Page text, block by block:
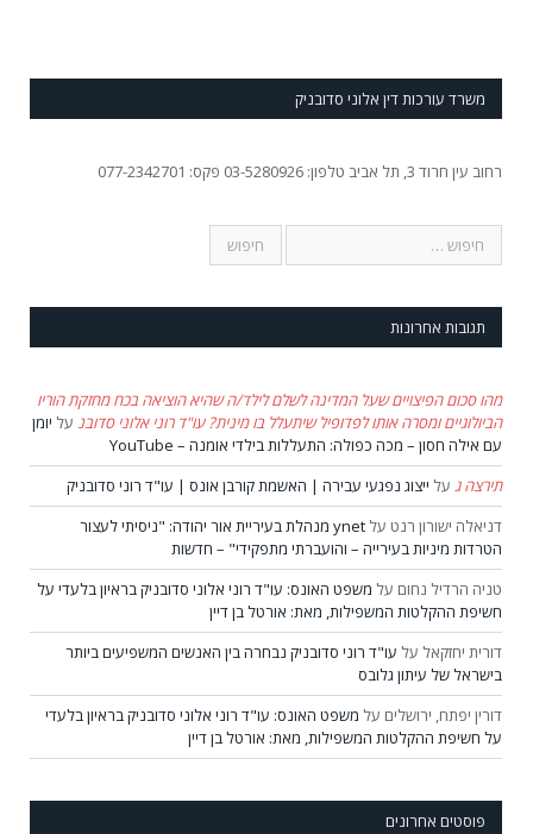
משרד עורכות דין אלוני סדובניק
רחוב עין חרוד 3, תל אביב טלפון: 03-5280926 פקס: 077-2342701
תגובות אחרונות
מהו סכום הפיצויים שעל המדינה לשלם לילד/ה שהיא הוציאה בכח מחזקת הוריו
הביולוגיים ומסרה אותו לפדופיל שיתעלל בו מינית? עו"ד רוני אלוני סדובנ על יומן
עם אילה חסון – מכה כפולה: התעללות בילדי אומנה – YouTube
תירצה ג על ייצוג נפגעי עבירה | האשמת קורבן אונס | עו"ד רוני סדובניק
דניאלה ישורון רנט על
ynet מנהלת בעיריית אור יהודה: "ניסיתי לעצור
הטרדות מיניות בעירייה – והועברתי מתפקידי" – חדשות
טניה הרדיל נחום על משפט האונס: עו"ד רוני אלוני סדובניק בראיון בלעדי על
חשיפת ההקלטות המשפילות, מאת: אורטל בן דיין
דורית יחזקאל על עו"ד רוני סדובניק נבחרה בין האנשים המשפיעים ביותר
בישראל של עיתון גלובס
דורין יפתח, ירושלים על משפט האונס: עו"ד רוני אלוני סדובניק בראיון בלעדי
על חשיפת ההקלטות המשפילות, מאת: אורטל בן דיין
פוסטים אחרונים